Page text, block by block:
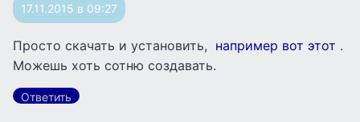
17.11.2015 в 09:27
Просто скачать и установить, например вот этот .
Можешь хоть сотню создавать.
Ответить